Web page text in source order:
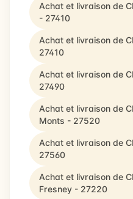
Achat et livraison de
- 27410
Achat et livraison de
27410
Achat et livraison de
27490
Achat et livraison de
Monts - 27520
Achat et livraison de
27560
Achat et livraison de
Fresney - 27220